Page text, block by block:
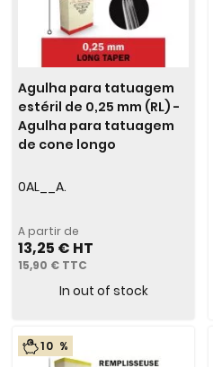
Agulha para tatuagem
estéril de 0,25 mm (RL) -
Agulha para tatuagem
de cone longo
0AL__A.
A partir de
13,25 €
15,90 €
In out of stock
10 %